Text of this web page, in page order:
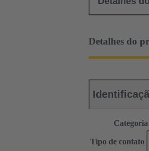
Detalhes do
Categoria
Tipo de contato